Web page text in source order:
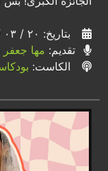
بتاريخ: ٢٠ / ٠٣ / ٢٠٢٦
تقديم: مها جعفر
الكاست: